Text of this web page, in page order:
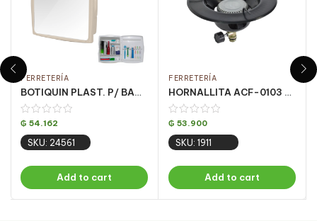
FERRETERÍA
BOTIQUIN PLAST. P/ BANO BEIGE METASUL CJ C/ 4 UN
₲ 54.162
SKU: 24561
Add to cart
FERRETERÍA
HORNALLITA ACF-0103 ALTA PRESION 20CM 1 HORN. CJ C/ 12 UN
₲ 53.900
SKU: 1911
Add to cart